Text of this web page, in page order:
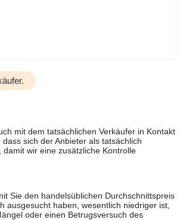
mit dem tatsächlichen Verkäufer in Kontakt
sich der Anbieter als tatsächlich
wir eine zusätzliche Kontrolle
Sie den handelsüblichen Durchschnittspreis
ausgesucht haben, wesentlich niedriger ist,
oder einen Betrugsversuch des